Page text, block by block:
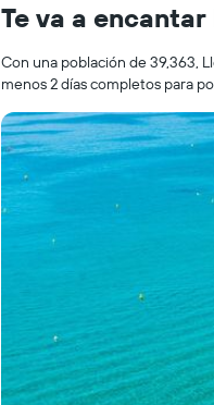
Te va a
Con una población de 39,363,
menos 2 días completos para